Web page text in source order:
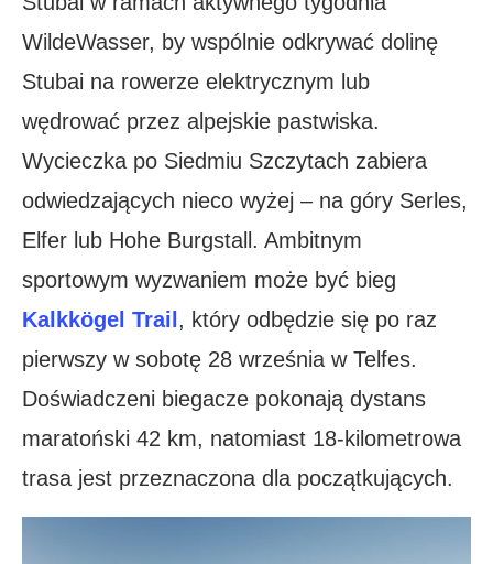
WildeWasser, by wspólnie odkrywać dolinę
Stubai na rowerze elektrycznym lub
wędrować przez alpejskie pastwiska.
Wycieczka po Siedmiu Szczytach zabiera
odwiedzających nieco wyżej – na góry Serles,
Elfer lub Hohe Burgstall. Ambitnym
sportowym wyzwaniem może być bieg
Kalkkögel Trail , który odbędzie się po raz
pierwszy w sobotę 28 września w Telfes.
Doświadczeni biegacze pokonają dystans
maratoński 42 km, natomiast 18-kilometrowa
trasa jest przeznaczona dla początkujących.